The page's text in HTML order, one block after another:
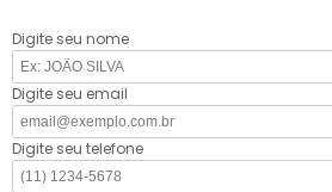
Digite seu nome
Digite seu email
Digite seu telefone